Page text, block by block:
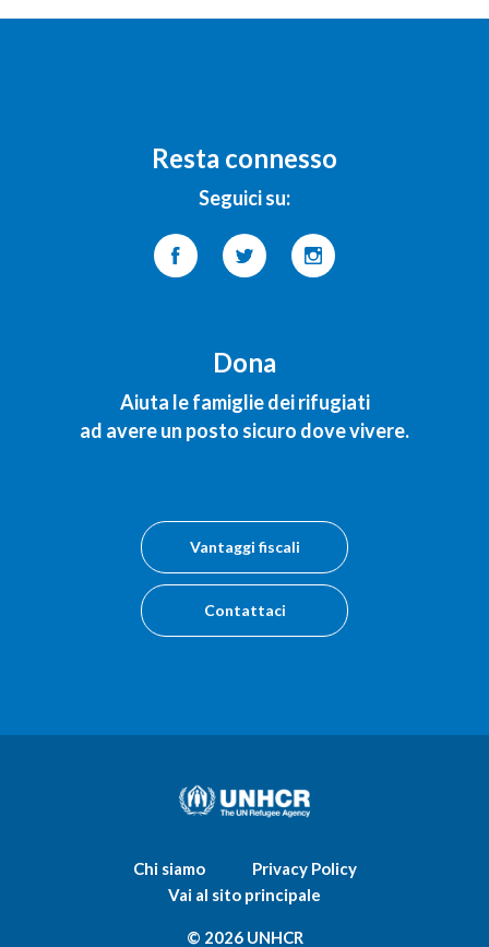
Resta connesso
Seguici su:
Dona
Aiuta le famiglie dei rifugiati
ad avere un posto sicuro dove vivere.
Vantaggi fiscali
Contattaci
Chi siamo
Privacy Policy
Vai al sito principale
© 2026 UNHCR